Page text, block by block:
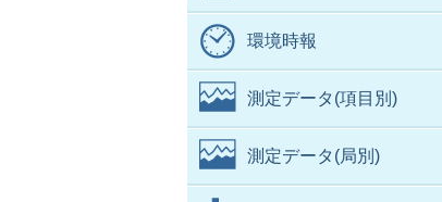
環境時報
測定データ(項目別)
測定データ(局別)